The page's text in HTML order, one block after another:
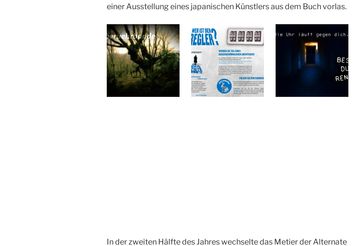
einer Ausstellung eines japanischen Künstlers aus dem Buch vorlas.
In der zweiten Hälfte des Jahres wechselte das Metier der Alternate